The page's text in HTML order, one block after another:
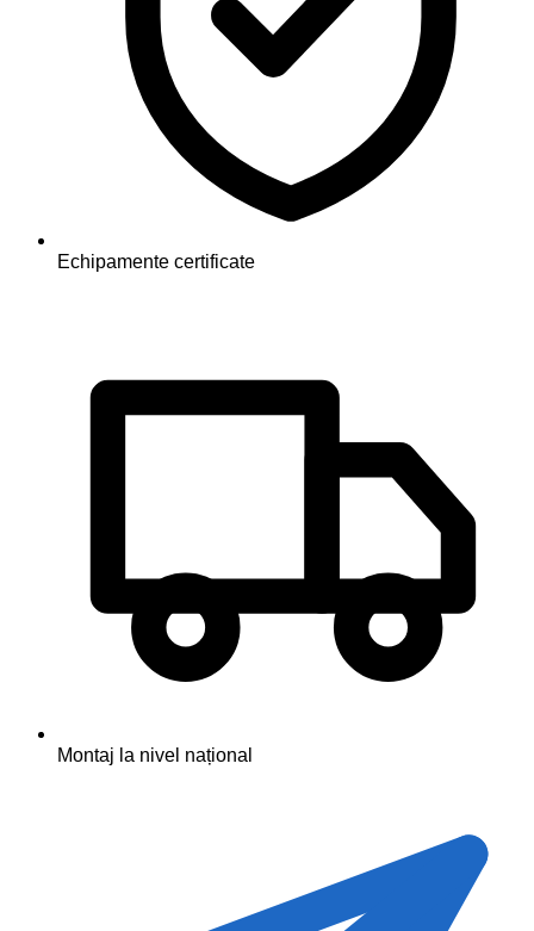
Echipamente certificate
Montaj la nivel național